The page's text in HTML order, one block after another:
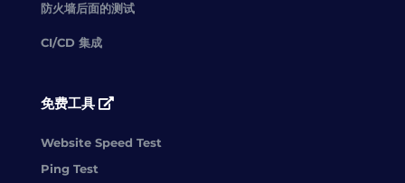
防火墙后面的测试
CI/CD 集成
免费工具
Website Speed Test
Ping Test